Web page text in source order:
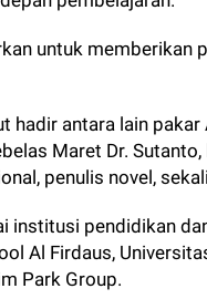
untuk memberikan
hadir antara lain
Maret Dr.
penulis novel,
institusi pendidikan
Al Firdaus,
Park Group.